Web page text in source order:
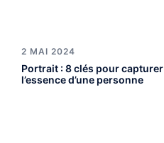
2 MAI 2024
Portrait : 8 clés pour capturer
l’essence d’une personne